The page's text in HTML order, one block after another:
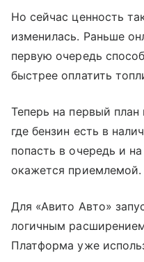
Но сейчас ценность
изменилась. Раньше
первую очередь
быстрее оплатить
Теперь на первый
где бензин есть в
попасть в очередь и
окажется приемлемой.
Для «Авито Авто»
логичным
Платформа уже